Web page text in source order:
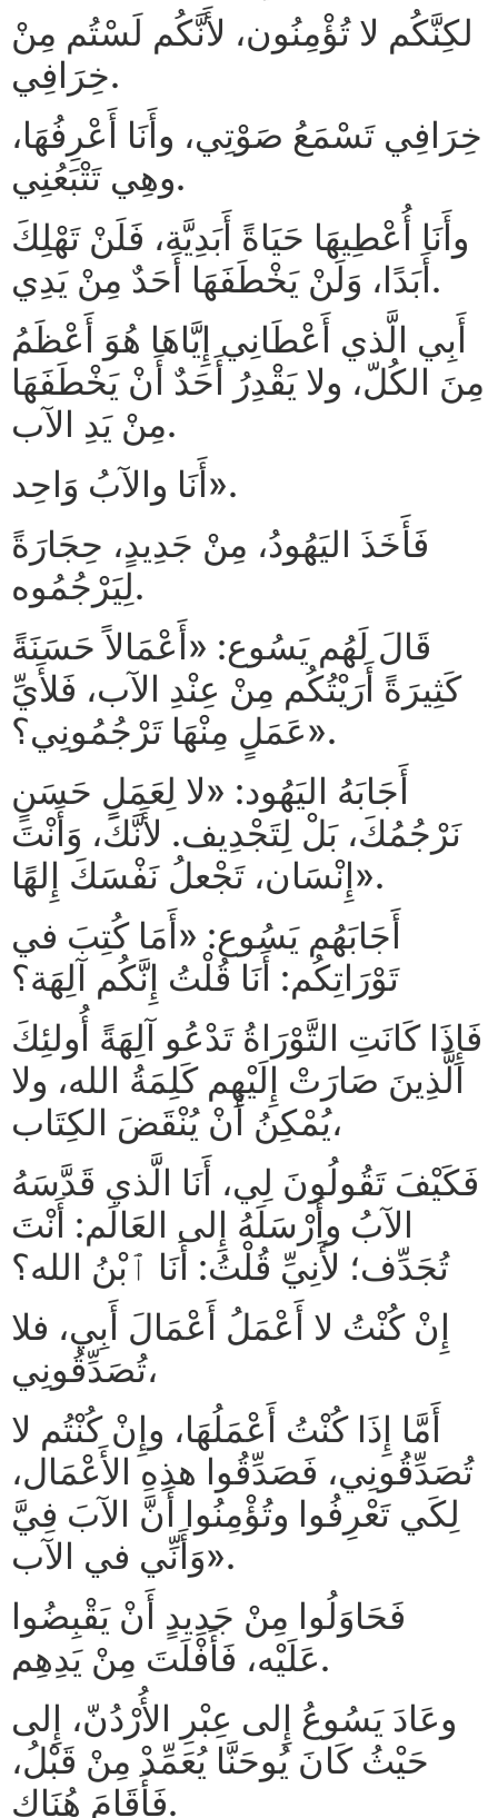
لكِنَّكُم لا تُؤْمِنُون، لأَنَّكُم لَسْتُم مِنْ
خِرَافِي.
خِرَافِي تَسْمَعُ صَوْتِي، وأَنَا أَعْرِفُهَا،
وهِي تَتْبَعُنِي.
وأَنَا أُعْطِيهَا حَيَاةً أَبَدِيَّة، فَلَنْ تَهْلِكَ
أَبَدًا، وَلَنْ يَخْطَفَهَا أَحَدٌ مِنْ يَدِي.
أَبِي الَّذي أَعْطَانِي إِيَّاهَا هُوَ أَعْظَمُ
مِنَ الكُلّ، ولا يَقْدِرُ أَحَدٌ أَنْ يَخْطَفَهَا
مِنْ يَدِ الآب.
أَنَا والآبُ وَاحِد».
فَأَخَذَ اليَهُودُ، مِنْ جَدِيدٍ، حِجَارَةً
لِيَرْجُمُوه.
قَالَ لَهُم يَسُوع: «أَعْمَالاً حَسَنَةً
كَثِيرَةً أَرَيْتُكُم مِنْ عِنْدِ الآب، فَلأَيِّ
عَمَلٍ مِنْهَا تَرْجُمُونِي؟».
أَجَابَهُ اليَهُود: «لا لِعَمَلٍ حَسَنٍ
نَرْجُمُكَ، بَلْ لِتَجْدِيف. لأَنَّكَ، وَأَنْتَ
إِنْسَان، تَجْعلُ نَفْسَكَ إِلهًا».
أَجَابَهُم يَسُوع: «أَمَا كُتِبَ في
تَوْرَاتِكُم: أَنَا قُلْتُ إِنَّكُم آلِهَة؟
فَإِذَا كَانَتِ التَّوْرَاةُ تَدْعُو آلِهَةً أُولئِكَ
الَّذِينَ صَارَتْ إِلَيْهِم كَلِمَةُ الله، ولا
يُمْكِنُ أَنْ يُنْقَضَ الكِتَاب،
فَكَيْفَ تَقُولُونَ لِي، أَنَا الَّذي قَدَّسَهُ
الآبُ وأَرْسَلَهُ إِلى العَالَم: أَنْتَ
تُجَدِّف؛ لأَنِيِّ قُلْتُ: أَنَا ٱبْنُ الله؟
إِنْ كُنْتُ لا أَعْمَلُ أَعْمَالَ أَبِي، فلا
تُصَدِّقُونِي،
أَمَّا إِذَا كُنْتُ أَعْمَلُهَا، وإِنْ كُنْتُم لا
تُصَدِّقُونِي، فَصَدِّقُوا هذِهِ الأَعْمَال،
لِكَي تَعْرِفُوا وتُؤْمِنُوا أَنَّ الآبَ فِيَّ
وَأَنِّي في الآب».
فَحَاوَلُوا مِنْ جَدِيدٍ أَنْ يَقْبِضُوا
عَلَيْه، فَأَفْلَتَ مِنْ يَدِهِم.
وعَادَ يَسُوعُ إِلى عِبْرِ الأُرْدُنّ، إِلى
حَيْثُ كَانَ يُوحَنَّا يُعَمِّدْ مِنْ قَبْلُ،
فَأَقَامَ هُنَاك.